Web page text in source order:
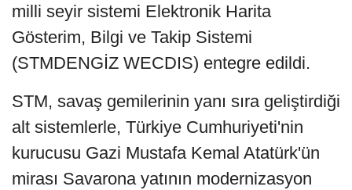
milli seyir sistemi Elektronik Harita
Gösterim, Bilgi ve Takip Sistemi
(STMDENGİZ WECDIS) entegre edildi.
STM, savaş gemilerinin yanı sıra geliştirdiği
alt sistemlerle, Türkiye Cumhuriyeti'nin
kurucusu Gazi Mustafa Kemal Atatürk'ün
mirası Savarona yatının modernizasyon